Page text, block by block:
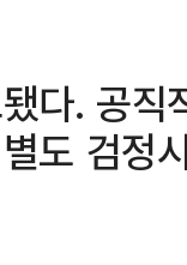
다. 공
도 검정